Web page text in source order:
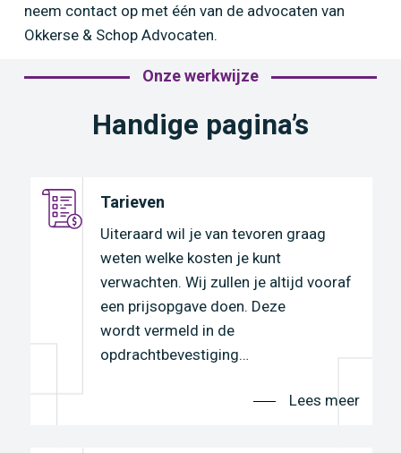
neem contact op met één van de advocaten van
Okkerse & Schop Advocaten.
Onze werkwijze
Handige pagina’s
Tarieven
Uiteraard wil je van tevoren graag
weten welke kosten je kunt
verwachten. Wij zullen je altijd vooraf
een prijsopgave doen. Deze
wordt vermeld in de
opdrachtbevestiging…
Lees meer